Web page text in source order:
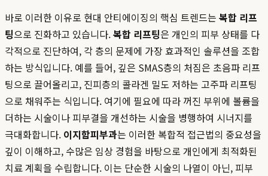
바로 이러한 이유로 현대 안티에이징의 핵심 트렌드는 복합 리프
팅으로 진화하고 있습니다.복합 리프팅은 개인의 피부 상태를 다
각적으로 진단하여, 각 층의 문제에 가장 효과적인 솔루션을 조합
하는 방식입니다. 예를 들어, 깊은 SMAS층의 처짐은 초음파 리프
팅으로 끌어올리고, 진피층의 콜라겐 밀도 저하는 고주파 리프팅
으로 채워주는 식입니다. 여기에 필요에 따라 꺼진 부위에 볼륨을
더하는 시술이나 피부결을 개선하는 시술을 병행하여 시너지를
극대화합니다. 이지함피부과는 이러한 복합적 접근법의 중요성을
깊이 이해하고, 수많은 임상 경험을 바탕으로 개인에게 최적화된
치료 계획을 수립합니다. 이는 단순한 시술의 나열이 아닌, 피부